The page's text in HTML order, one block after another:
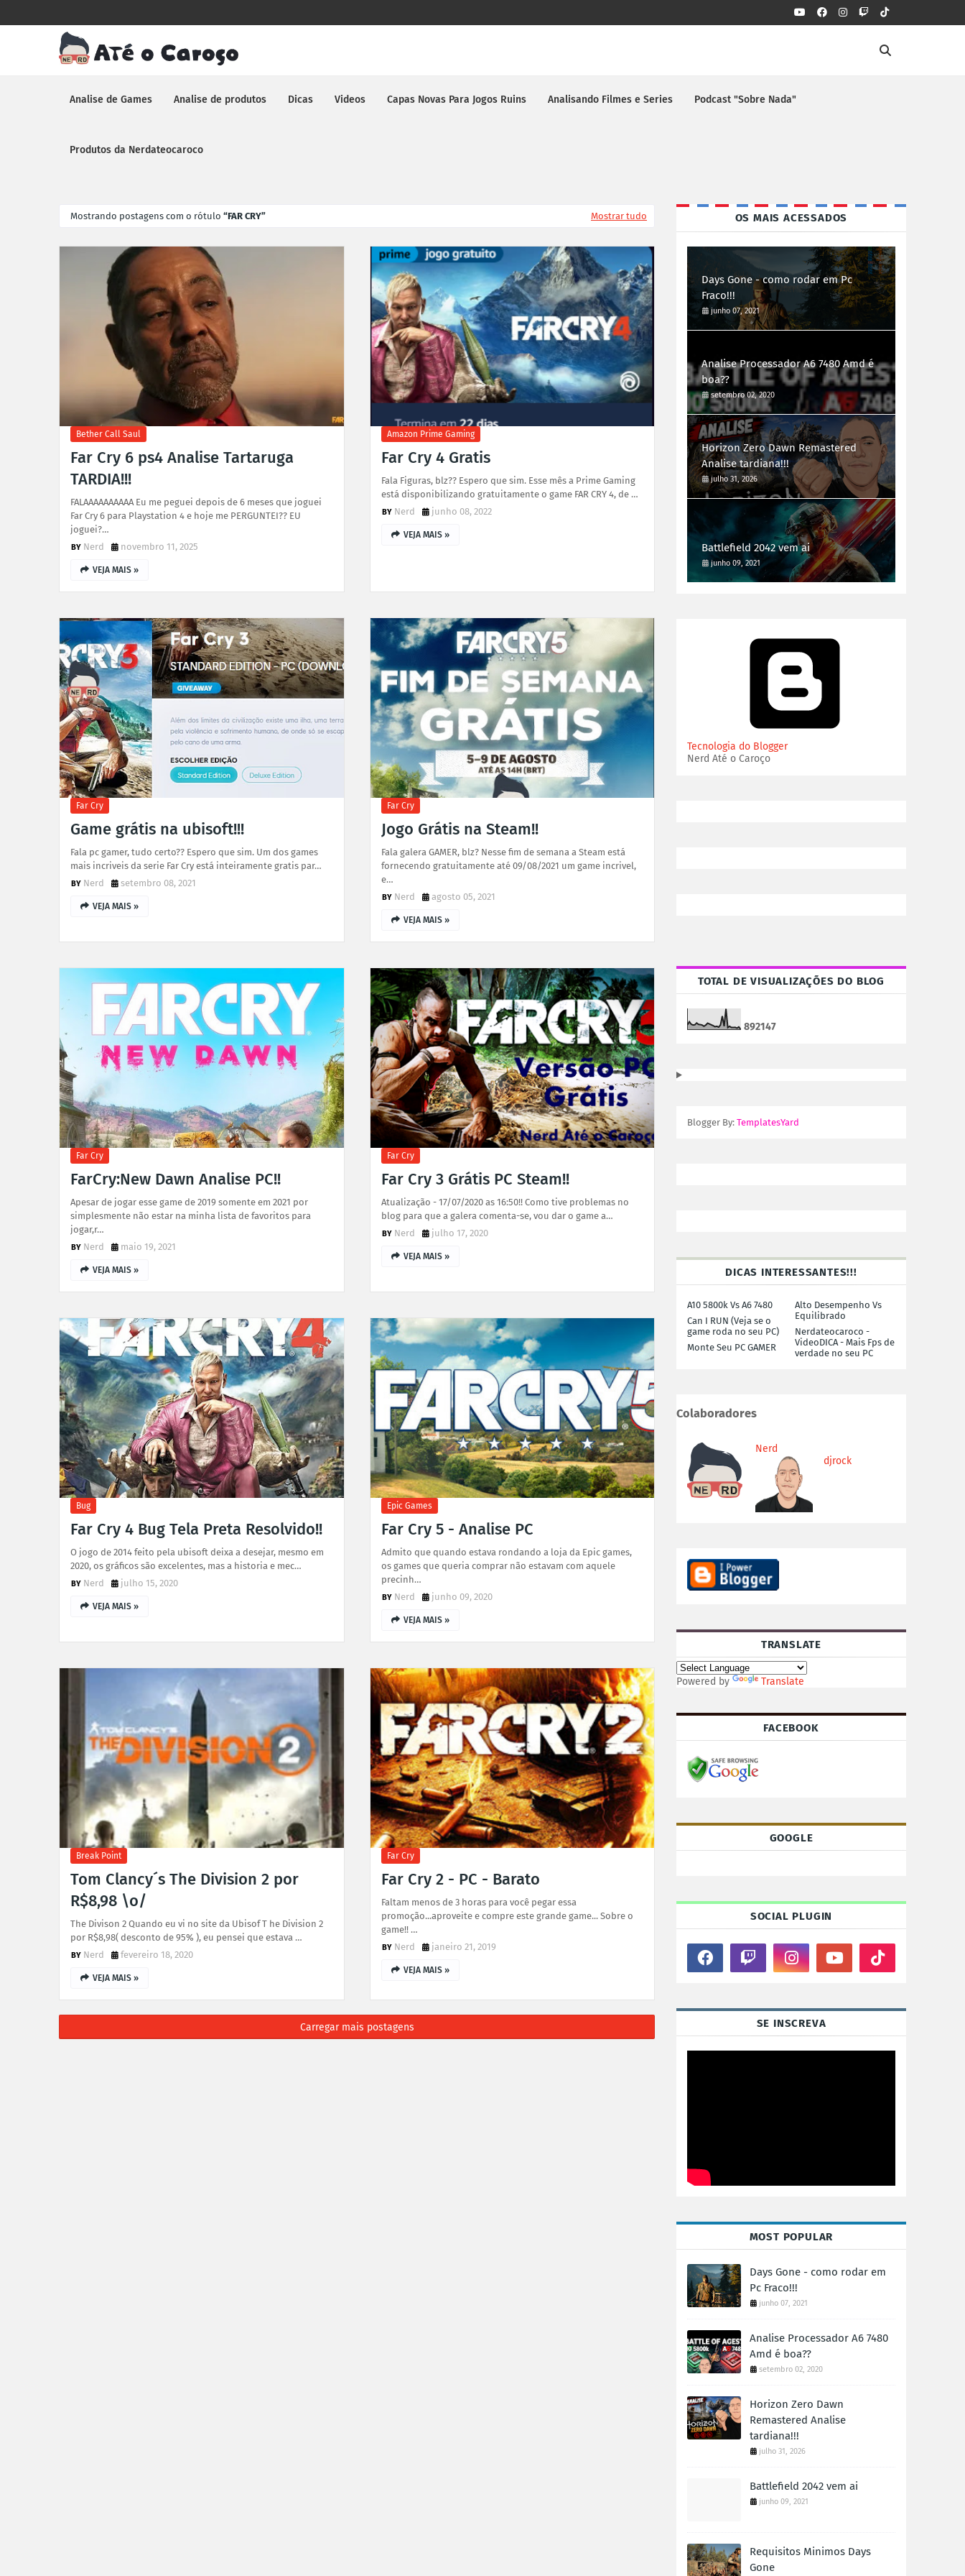
Analise de Games Analise de produtos Dicas Videos Capas Novas Para Jogos Ruins Analisando Filmes e Series Podcast "Sobre Nada"
Produtos da Nerdateocaroco
Mostrando postagens com o rótulo FAR CRY Mostrar tudo
Bether Call Saul
Far Cry 6 ps4 Analise Tartaruga
TARDIA!!!
FALAAAAAAAAAA Eu me peguei depois de 6 meses que joguei
Far Cry 6 para Playstation 4 e hoje me PERGUNTEI?? EU
joguei?…
Nerd
novembro 11, 2025
VEJA MAIS »
Amazon Prime Gaming
Far Cry 4 Gratis
Fala Figuras, blz?? Espero que sim. Esse mês a Prime Gaming
está disponibilizando gratuitamente o game FAR CRY 4, de …
Nerd
junho 08, 2022
VEJA MAIS »
Far Cry
Game grátis na ubisoft!!!
Fala pc gamer, tudo certo?? Espero que sim. Um dos games
mais incriveis da serie Far Cry está inteiramente gratis par…
Nerd
setembro 08, 2021
VEJA MAIS »
Far Cry
Jogo Grátis na Steam!!
Fala galera GAMER, blz? Nesse fim de semana a Steam está
fornecendo gratuitamente até 09/08/2021 um game incrivel,
e…
Nerd
agosto 05, 2021
VEJA MAIS »
Far Cry
FarCry:New Dawn Analise PC!!
Apesar de jogar esse game de 2019 somente em 2021 por
simplesmente não estar na minha lista de favoritos para
jogar,r…
Nerd
maio 19, 2021
VEJA MAIS »
Far Cry
Far Cry 3 Grátis PC Steam!!
Atualização - 17/07/2020 as 16:50!! Como tive problemas no
blog para que a galera comenta-se, vou dar o game a…
Nerd
julho 17, 2020
VEJA MAIS »
Bug
Far Cry 4 Bug Tela Preta Resolvido!!
O jogo de 2014 feito pela ubisoft deixa a desejar, mesmo em
2020, os gráficos são excelentes, mas a historia e mec…
Nerd
julho 15, 2020
VEJA MAIS »
Epic Games
Far Cry 5 - Analise PC
Admito que quando estava rondando a loja da Epic games,
os games que queria comprar não estavam com aquele
precinh…
Nerd
junho 09, 2020
VEJA MAIS »
Break Point
Tom Clancy´s The Division 2 por
R$8,98 \o/
The Divison 2 Quando eu vi no site da Ubisof T he Division 2
por R$8,98( desconto de 95% ), eu pensei que estava …
Nerd
fevereiro 18, 2020
VEJA MAIS »
Far Cry
Far Cry 2 - PC - Barato
Faltam menos de 3 horas para você pegar essa
promoção...aproveite e compre este grande game... Sobre o
game!! …
Nerd
janeiro 21, 2019
VEJA MAIS »
Carregar mais postagens
OS MAIS ACESSADOS
Days Gone - como rodar em Pc
Fraco!!!
junho 07, 2021
Analise Processador A6 7480 Amd é
boa??
setembro 02, 2020
Horizon Zero Dawn Remastered
Analise tardiana!!!
julho 31, 2026
Battlefield 2042 vem ai
junho 09, 2021
Tecnologia do Blogger
Nerd Até o Caroço
TOTAL DE VISUALIZAÇÕES DO BLOG
892147
Blogger By: TemplatesYard
DICAS INTERESSANTES!!!
A10 5800k Vs A6 7480
Alto Desempenho Vs
Equilibrado
Can I RUN (Veja se o
game roda no seu PC)
Nerdateocaroco -
VideoDICA - Mais Fps de
verdade no seu PC
Monte Seu PC GAMER
Colaboradores
Nerd
djrock
TRANSLATE
Powered by Translate
FACEBOOK
GOOGLE
SOCIAL PLUGIN
SE INSCREVA
MOST POPULAR
Days Gone - como rodar em
Pc Fraco!!!
junho 07, 2021
Analise Processador A6 7480
Amd é boa??
setembro 02, 2020
Horizon Zero Dawn
Remastered Analise
tardiana!!!
julho 31, 2026
Battlefield 2042 vem ai
junho 09, 2021
Requisitos Minimos Days
Gone